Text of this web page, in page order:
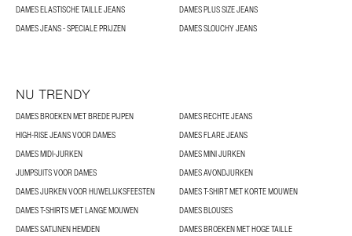
DAMES ELASTISCHE TAILLE JEANS
DAMES PLUS SIZE JEANS
DAMES JEANS - SPECIALE PRIJZEN
DAMES SLOUCHY JEANS
NU TRENDY
DAMES BROEKEN MET BREDE PIJPEN
DAMES RECHTE JEANS
HIGH-RISE JEANS VOOR DAMES
DAMES FLARE JEANS
DAMES MIDI-JURKEN
DAMES MINI JURKEN
JUMPSUITS VOOR DAMES
DAMES AVONDJURKEN
DAMES JURKEN VOOR HUWELIJKSFEESTEN
DAMES T-SHIRT MET KORTE MOUWEN
DAMES T-SHIRTS MET LANGE MOUWEN
DAMES BLOUSES
DAMES SATIJNEN HEMDEN
DAMES BROEKEN MET HOGE TAILLE